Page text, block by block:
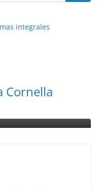
integrales
Cornella